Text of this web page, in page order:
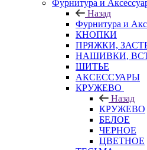
Фурнитура и
Назад
Фурнитура и
КНОПКИ
ПРЯЖКИ,
НАШИВКИ,
ШИТЬЕ
АКСЕССУАРЫ
КРУЖЕВО
Назад
КРУЖЕВО
БЕЛОЕ
ЧЕРНОЕ
ЦВЕТНОЕ